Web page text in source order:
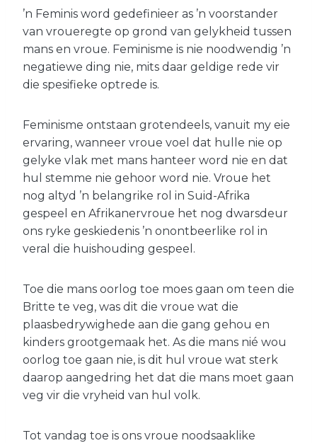
’n Feminis word gedefinieer as ’n voorstander
van vroueregte op grond van gelykheid tussen
mans en vroue. Feminisme is nie noodwendig ’n
negatiewe ding nie, mits daar geldige rede vir
die spesifieke optrede is.
Feminisme ontstaan grotendeels, vanuit my eie
ervaring, wanneer vroue voel dat hulle nie op
gelyke vlak met mans hanteer word nie en dat
hul stemme nie gehoor word nie. Vroue het
nog altyd ’n belangrike rol in Suid-Afrika
gespeel en Afrikanervroue het nog dwarsdeur
ons ryke geskiedenis ’n onontbeerlike rol in
veral die huishouding gespeel.
Toe die mans oorlog toe moes gaan om teen die
Britte te veg, was dit die vroue wat die
plaasbedrywighede aan die gang gehou en
kinders grootgemaak het. As die mans nié wou
oorlog toe gaan nie, is dit hul vroue wat sterk
daarop aangedring het dat die mans moet gaan
veg vir die vryheid van hul volk.
Tot vandag toe is ons vroue noodsaaklike